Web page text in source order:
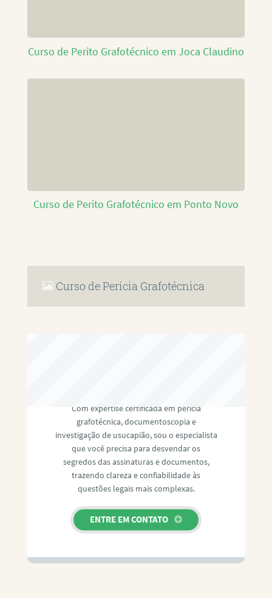
Curso de Perito Grafotécnico em Joca Claudino
Curso de Perito Grafotécnico em Ponto Novo
Curso de Perícia Grafotécnica
Com expertise certificada em perícia
grafotécnica, documentoscopia e
investigação de usucapião, sou o especialista
que você precisa para desvendar os
segredos das assinaturas e documentos,
trazendo clareza e confiabilidade às
questões legais mais complexas.
ENTRE EM CONTATO